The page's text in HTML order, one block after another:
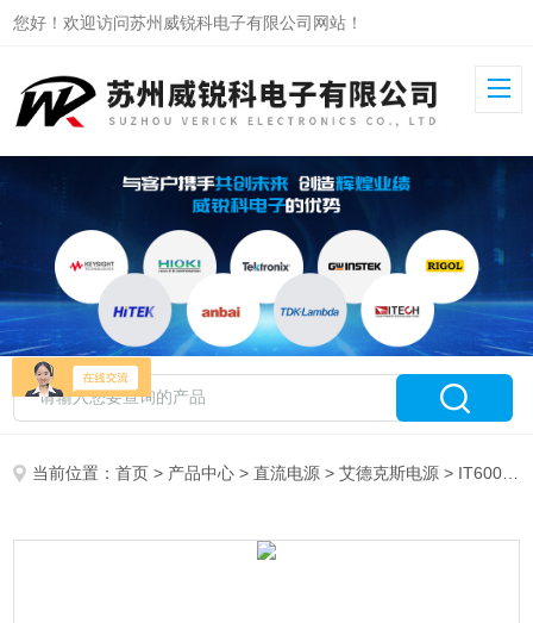
您好！欢迎访问苏州威锐科电子有限公司网站！
当前位置：首页 > 产品中心 >直流电源 >艾德克斯电源 > IT6006C-800-25艾德克斯双向直流电源